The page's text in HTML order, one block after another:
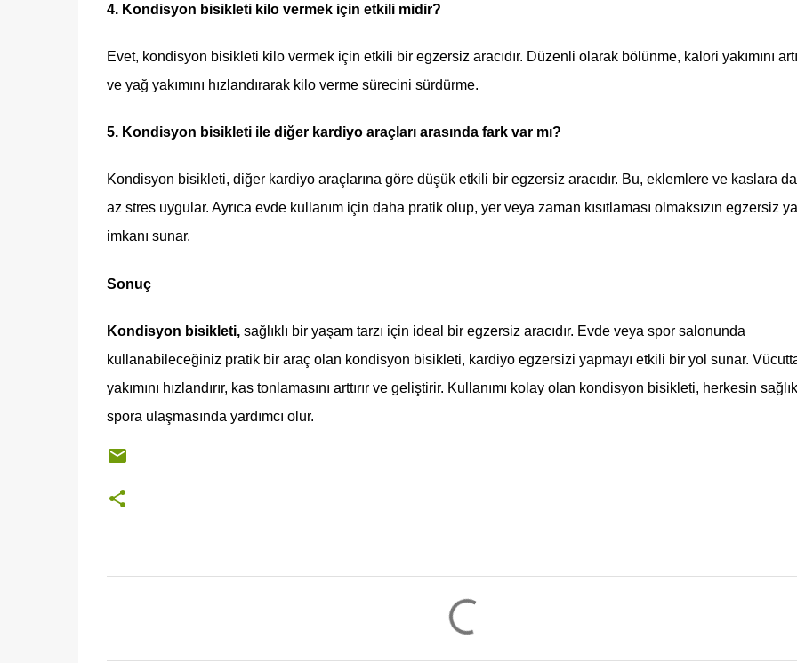
4. Kondisyon bisikleti kilo vermek için etkili midir?
Evet, kondisyon bisikleti kilo vermek için etkili bir egzersiz aracıdır. Düzenli olarak bölünme, kalori yakımını
ve yağ yakımını hızlandırarak kilo verme sürecini sürdürme.
5. Kondisyon bisikleti ile diğer kardiyo araçları arasında fark var mı?
Kondisyon bisikleti, diğer kardiyo araçlarına göre düşük etkili bir egzersiz aracıdır. Bu, eklemlere ve kaslara
az stres uygular. Ayrıca evde kullanım için daha pratik olup, yer veya zaman kısıtlaması olmaksızın egzersiz
imkanı sunar.
Sonuç
Kondisyon bisikleti,sağlıklı bir yaşam tarzı için ideal bir egzersiz aracıdır. Evde veya spor salonunda
kullanabileceğiniz pratik bir araç olan kondisyon bisikleti, kardiyo egzersizi yapmayı etkili bir yol sunar.
yakımını hızlandırır, kas tonlamasını arttırır ve geliştirir. Kullanımı kolay olan kondisyon bisikleti, herkesin
spora ulaşmasında yardımcı olur.